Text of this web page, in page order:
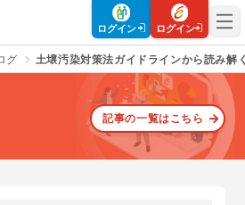
| e-reverse.com（イーリバースドットコ
ログイン ログイン
建設現場をICTでスマートに
グ 土壌汚染対策法ガイドラインから読み解
記事の一覧はこちら